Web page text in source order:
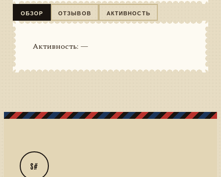
ОБЗОР ОТЗЫВОВ АКТИВНОСТЬ
Активность: —
S#